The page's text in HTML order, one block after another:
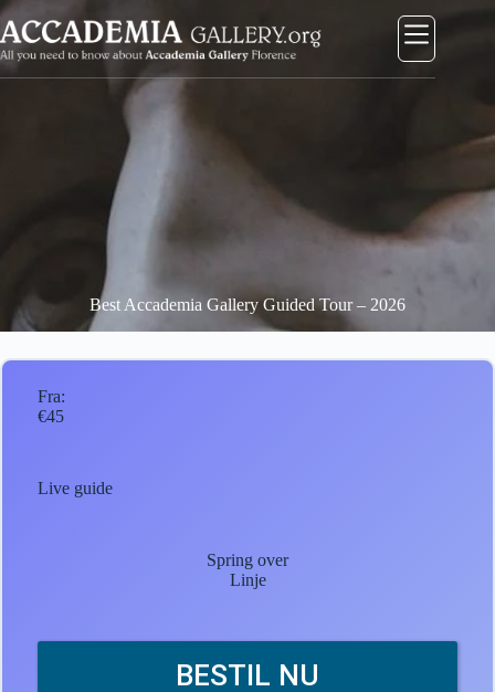
Gå
til
indhold
Best Accademia Gallery Guided Tour – 2026
Fra:
€45
Live guide
Spring over
Linje
BESTIL NU